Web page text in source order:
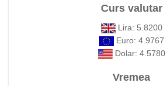
Curs valutar
Lira: 5.8200
Euro: 4.9767
Dolar: 4.5780
Vremea